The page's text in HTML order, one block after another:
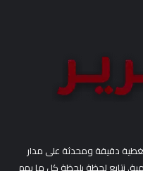
دقيقة ومحدثة على مدار
نتابع لحظة بلحظة كل ما يهم